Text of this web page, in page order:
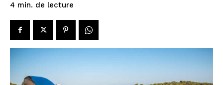
4 min. de lecture